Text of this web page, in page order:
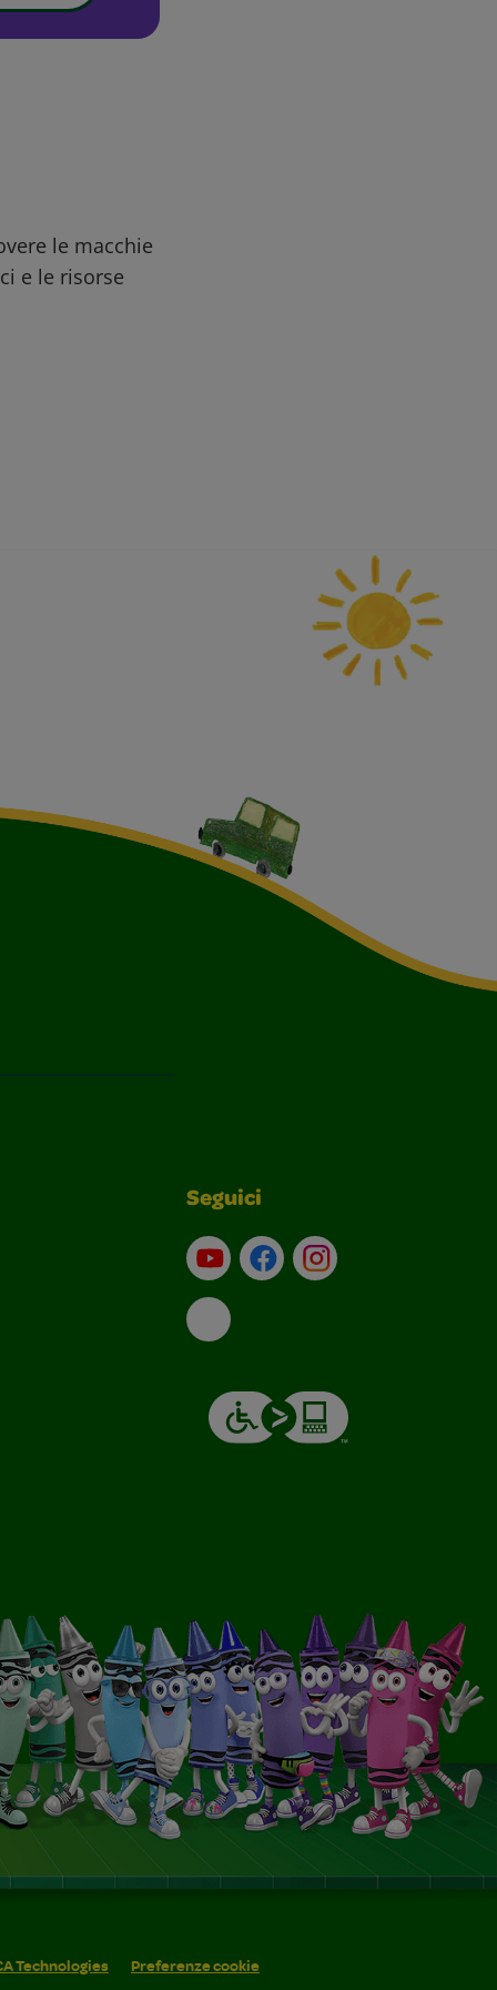
le macchie
e le risorse
Seguici
Su YouTube
ContattiProfilo Instagram
Email
Technologies Preferenze cookie